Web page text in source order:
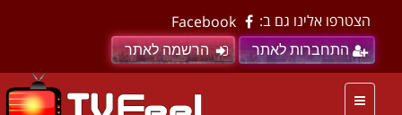
הצטרפו אלינו גם ב: Facebook
התחברות לאתר הרשמה לאתר